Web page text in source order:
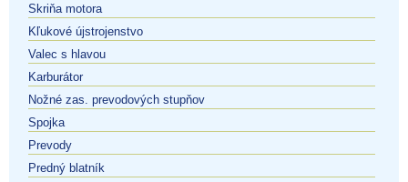
Skriňa motora
Kľukové újstrojenstvo
Valec s hlavou
Karburátor
Nožné zas. prevodových stupňov
Spojka
Prevody
Predný blatník